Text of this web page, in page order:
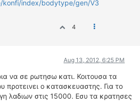
konfi/index/bodytype/gen/V3
4
Aug 13, 2012, 6:25 PM
να σε ρωτησω κατι. Κοιτουσα τα
προτεινει ο κατασκευαστης. Για το
λαδιων στις 15000. Εσυ τα κρατησες